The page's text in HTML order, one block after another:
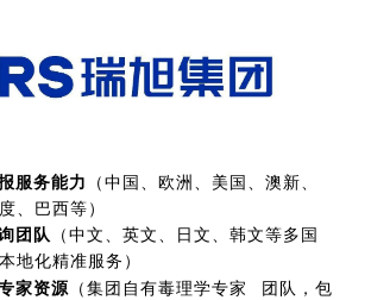
服务能力 （中国、欧洲、美国、澳新、
、巴西等）
团队 （中文、英文、日文、韩文等多国
地化精准服务）
家资源 （集团自有毒理学专家
团队，包